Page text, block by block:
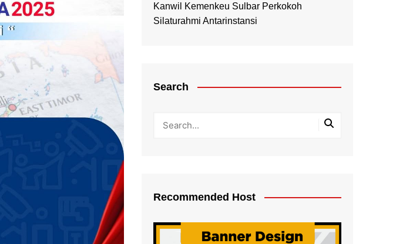
Kanwil Kemenkeu Sulbar Perkokoh
Silaturahmi Antarinstansi
Search
Recommended Host